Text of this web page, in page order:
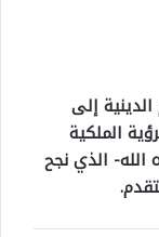
إلى
الملكية
الذي نجح